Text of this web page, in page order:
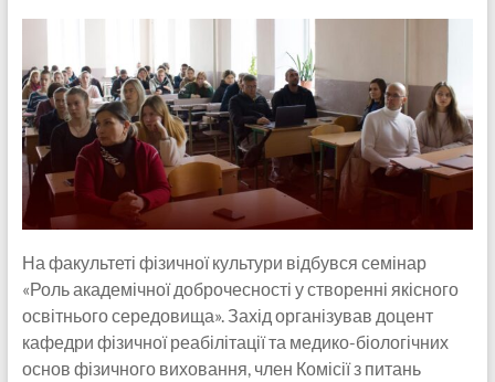
На факультеті фізичної культури відбувся семінар
«Роль академічної доброчесності у створенні якісного
освітнього середовища». Захід організував доцент
кафедри фізичної реабілітації та медико-біологічних
основ фізичного виховання, член Комісії з питань